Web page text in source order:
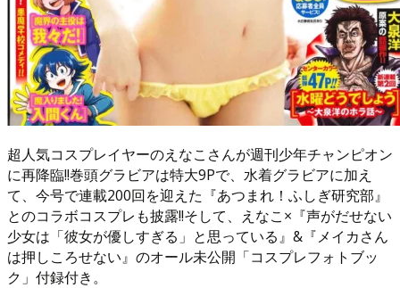
超人気コスプレイヤーのえなこさんが週刊少年チャンピオン
に再降臨!!巻頭グラビアは特大9Pで、水着グラビアに加え
て、今号で連載200回を迎えた『あつまれ！ふしぎ研究部』
とのコラボコスプレも披露!!そして、えなこ×『声がだせない
少女は「彼女が優しすぎる」と思っている』&『メイカさん
は押しころせない』のオール未公開「コスプレフォトブッ
ク」付録付き。